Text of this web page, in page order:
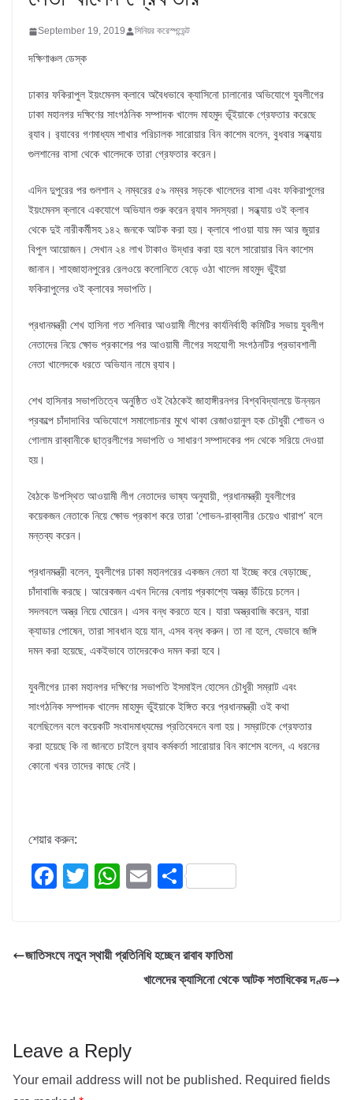
September 19, 2019 সিনিয়র করেস্পন্ডেন্ট
দক্ষিণাঞ্চল ডেস্ক
ঢাকার ফকিরাপুল ইয়ংমেনস ক্লাবে অবৈধভাবে ক্যাসিনো চালানোর অভিযোগে যুবলীগের
ঢাকা মহানগর দক্ষিণের সাংগঠনিক সম্পাদক খালেদ মাহমুদ ভূঁইয়াকে গ্রেফতার করেছে
র‌্যাব। র‌্যাবের গণমাধ্যম শাখার পরিচালক সারোয়ার বিন কাশেম বলেন, বুধবার সন্ধ্যায়
গুলশানের বাসা থেকে খালেদকে তারা গ্রেফতার করেন।
এদিন দুপুরের পর গুলশান ২ নম্বরের ৫৯ নম্বর সড়কে খালেদের বাসা এবং ফকিরাপুলের
ইয়ংমেনস ক্লাবে একযোগে অভিযান শুরু করেন র‌্যাব সদস্যরা। সন্ধ্যায় ওই ক্লাব
থেকে দুই নারীকর্মীসহ ১৪২ জনকে আটক করা হয়। ক্লাবে পাওয়া যায় মদ আর জুয়ার
বিপুল আয়োজন। সেখান ২৪ লাখ টাকাও উদ্ধার করা হয় বলে সারোয়ার বিন কাশেম
জানান। শাহজাহানপুরের রেলওয়ে কলোনিতে বেড়ে ওঠা খালেদ মাহমুদ ভুঁইয়া
ফকিরাপুলের ওই ক্লাবের সভাপতি।
প্রধানমন্ত্রী শেখ হাসিনা গত শনিবার আওয়ামী লীগের কার্যনির্বাহী কমিটির সভায় যুবলীগ
নেতাদের নিয়ে ক্ষোভ প্রকাশের পর আওয়ামী লীগের সহযোগী সংগঠনটির প্রভাবশালী
নেতা খালেদকে ধরতে অভিযান নামে র‌্যাব।
শেখ হাসিনার সভাপতিত্বে অনুষ্ঠিত ওই বৈঠকেই জাহাঙ্গীরনগর বিশ্ববিদ্যালয়ে উন্নয়ন
প্রকল্পে চাঁদাদাবির অভিযোগে সমালোচনার মুখে থাকা রেজাওয়ানুল হক চৌধুরী শোভন ও
গোলাম রাব্বানীকে ছাত্রলীগের সভাপতি ও সাধারণ সম্পাদকের পদ থেকে সরিয়ে দেওয়া
হয়।
বৈঠকে উপস্থিত আওয়ামী লীগ নেতাদের ভাষ্য অনুযায়ী, প্রধানমন্ত্রী যুবলীগের
কয়েকজন নেতাকে নিয়ে ক্ষোভ প্রকাশ করে তারা ‘শোভন-রাব্বানীর চেয়েও খারাপ’ বলে
মন্তব্য করেন।
প্রধানমন্ত্রী বলেন, যুবলীগের ঢাকা মহানগরের একজন নেতা যা ইচ্ছে করে বেড়াচ্ছে,
চাঁদাবাজি করছে। আরেকজন এখন দিনের বেলায় প্রকাশ্যে অস্ত্র উঁচিয়ে চলেন।
সদলবলে অস্ত্র নিয়ে ঘোরেন। এসব বন্ধ করতে হবে। যারা অস্ত্রবাজি করেন, যারা
ক্যাডার পোষেন, তারা সাবধান হয়ে যান, এসব বন্ধ করুন। তা না হলে, যেভাবে জঙ্গি
দমন করা হয়েছে, একইভাবে তাদেরকেও দমন করা হবে।
যুবলীগের ঢাকা মহানগর দক্ষিণের সভাপতি ইসমাইল হোসেন চৌধুরী সম্রাট এবং
সাংগঠনিক সম্পাদক খালেদ মাহমুদ ভুঁইয়াকে ইঙ্গিত করে প্রধানমন্ত্রী ওই কথা
বলেছিলেন বলে কয়েকটি সংবাদমাধ্যমের প্রতিবেদনে বলা হয়। সম্রাটকে গ্রেফতার
করা হয়েছে কি না জানতে চাইলে র‌্যাব কর্মকর্তা সারোয়ার বিন কাশেম বলেন, এ ধরনের
কোনো খবর তাদের কাছে নেই।
শেয়ার করুন:
F
e
k
T
er
W
s
E S
e
জাতিসংঘে নতুন স্থায়ী প্রতিনিধি হচ্ছেন রাবাব ফাতিমা
খালেদের ক্যাসিনো থেকে আটক শতাধিকের দণ্ড
Leave a Reply
Your email address will not be published. Required fields